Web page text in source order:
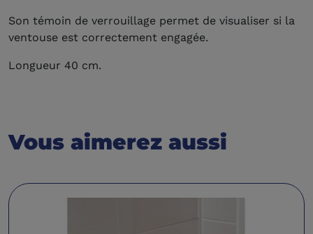
Son témoin de verrouillage permet de visualiser si la
ventouse est correctement engagée.
Longueur 40 cm.
Vous aimerez aussi